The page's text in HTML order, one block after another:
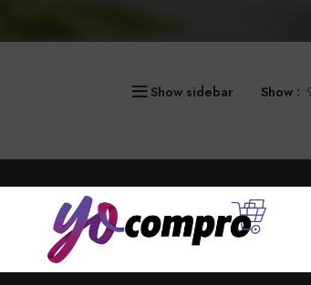
Show sidebar Show
$40.000